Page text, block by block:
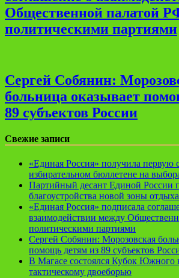
Общественной палатой
политическими партиями
Сергей Собянин:
больница оказывает
89 субъектов России
Свежие записи
«Единая Россия» получила первую
избирательном бюллетене на
Партийный десант Единой России
благоустройства новой зоны
«Единая Россия» подписала
взаимодействии между
политическими партиями
Сергей Собянин: Морозовская
помощь детям из 89 субъектов
В Магасе состоялся Кубок Южного
тактическому двоеборью